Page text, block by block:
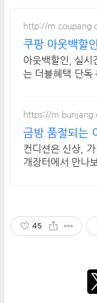
http://
쿠팡 아웃백할
아웃백할인, 실시
는 더블혜택 단독
https://
금방 품절되는
최대 브랜드 중
컨디션은 신상,
개장터에서 만나
45